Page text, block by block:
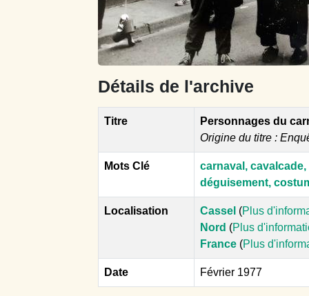
Détails de l'archive
Titre
Personnages du
Origine du titre :
Mots Clé
carnaval,
déguisement,
Localisation Cassel (Plus
Nord (Plus
France (Plus
Date Février 1977